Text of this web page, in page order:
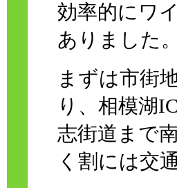
効率的にワ
ありました。
まずは市街
り、相模湖
志街道まで
く割には交